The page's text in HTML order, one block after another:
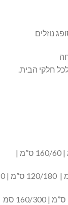
נוזלים
חלקי הבית.